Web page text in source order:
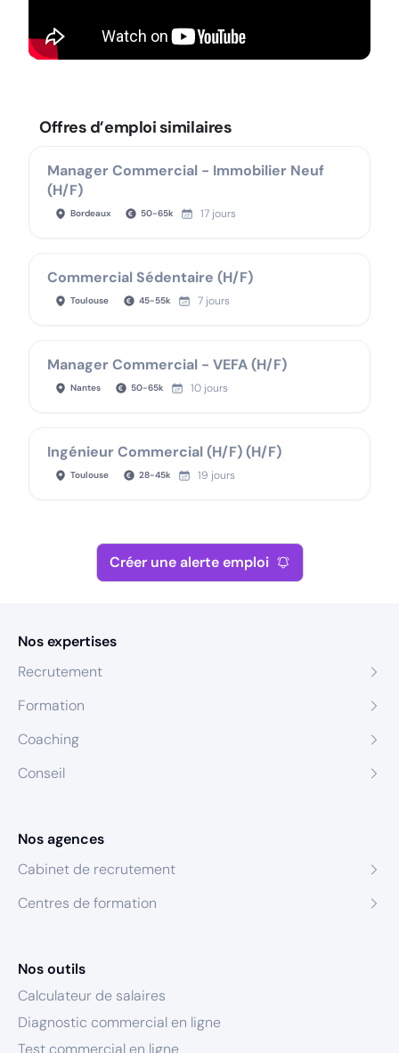
Offres d’emploi similaires
Manager Commercial - Immobilier Neuf
(H/F)
Bordeaux 50-65k 17 jours
Commercial Sédentaire (H/F)
Toulouse 45-55k 7 jours
Manager Commercial - VEFA (H/F)
Nantes 50-65k 10 jours
Ingénieur Commercial (H/F) (H/F)
Toulouse 28-45k 19 jours
Créer une alerte emploi
Nos expertises
Recrutement
Formation
Coaching
Conseil
Nos agences
Cabinet de recrutement
Centres de formation
Nos outils
Calculateur de salaires
Diagnostic commercial en ligne
Test commercial en ligne